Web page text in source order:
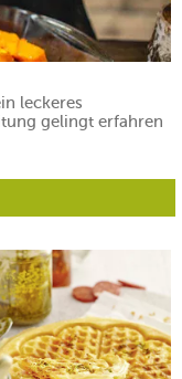
leckeres
gelingt erfahren